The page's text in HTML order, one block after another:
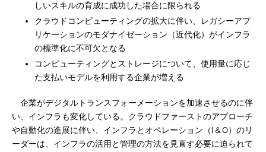
しいスキルの育成に成功した場合に限られる
クラウドコンピューティングの拡大に伴い、レガシーアプ
リケーションのモダナイゼーション（近代化）がインフラ
の標準化に不可欠となる
コンピューティングとストレージについて、使用量に応じ
た支払いモデルを利用する企業が増える
企業がデジタルトランスフォーメーションを加速させるのに伴
い、インフラも変化している。クラウドファーストのアプローチ
や自動化の進展に伴い、インフラとオペレーション（I＆O）のリ
ーダーは、インフラの活用と管理の方法を見直す必要に迫られて